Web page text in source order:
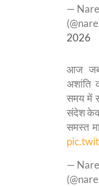
—
2026
आज जब
अशांति
समय में
संदेश
समस्त
—